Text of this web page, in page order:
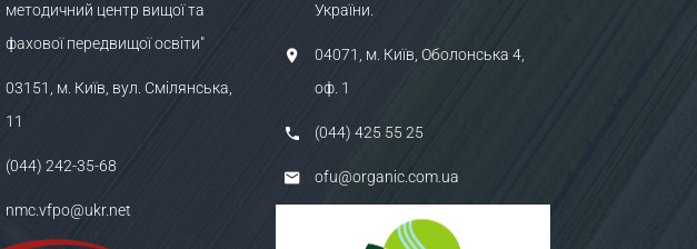
методичний центр вищої та
фахової передвищої освіти"
03151, м. Київ, вул. Смілянська,
11
(044) 242-35-68
nmc.vfpo@ukr.net
України.
04071, м. Київ, Оболонська 4,
оф. 1
(044) 425 55 25
ofu@organic.com.ua